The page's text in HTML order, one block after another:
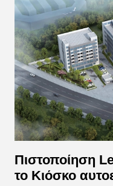
Πιστοποίηση
το Κιόσκο